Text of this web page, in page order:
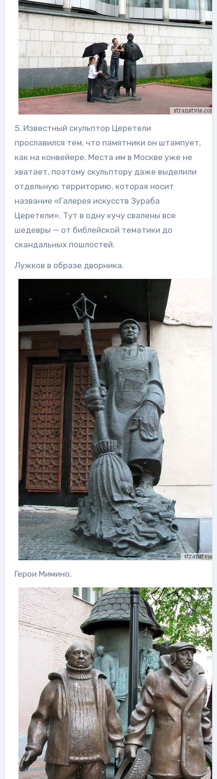
5. Известный скульптор Церетели
прославился тем, что памятники он штампует,
как на конвейере. Места им в Москве уже не
хватает, поэтому скульптору даже выделили
отдельную территорию, которая носит
название «Галерея искусств Зураба
Церетели». Тут в одну кучу свалены все
шедевры — от библейской тематики до
скандальных пошлостей.
Лужков в образе дворника.
Герои Мимино.